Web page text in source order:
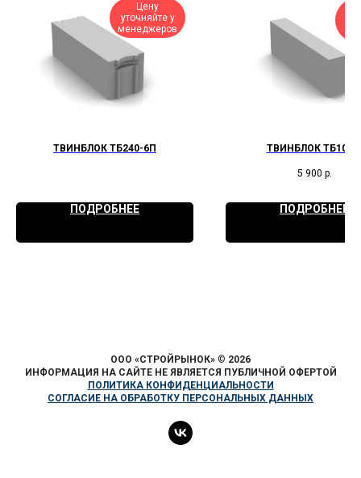
Цену
уточняйте у
менеджеров
ТВИНБЛОК ТБ240-6П
ПОДРОБНЕЕ
ТВИНБЛОК ТБ100-
5 900 р.
ПОДРОБНЕЕ
ООО «СТРОЙРЫНОК» © 2026
ИНФОРМАЦИЯ НА САЙТЕ НЕ ЯВЛЯЕТСЯ ПУБЛИЧНОЙ ОФЕРТОЙ
ПОЛИТИКА КОНФИДЕНЦИАЛЬНОСТИ
СОГЛАСИЕ НА ОБРАБОТКУ ПЕРСОНАЛЬНЫХ ДАННЫХ